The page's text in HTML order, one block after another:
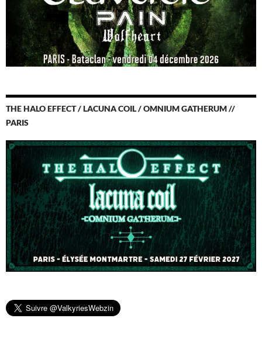
THE HALO EFFECT / LACUNA COIL / OMNIUM GATHERUM //
PARIS